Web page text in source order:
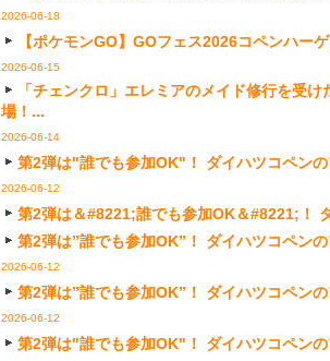
2026-06-18
【ポケモンGO】GOフェス2026コペンハー
2026-06-15
「チェンクロ」エレミアのメイド修行を受
場！...
2026-06-14
第2弾は"誰でも参加OK"！ ダイハツコペン
2026-06-12
第2弾は＆#8221;誰でも参加OK＆#8221;！
第2弾は”誰でも参加OK”！ ダイハツコペン
2026-06-12
第2弾は”誰でも参加OK”！ ダイハツコペン
2026-06-12
第2弾は"誰でも参加OK"！ ダイハツコペン